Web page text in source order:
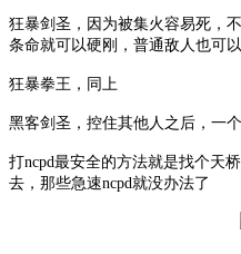
狂暴剑圣，因为被集火容易死，
条命就可以硬刚，普通敌人也可
狂暴拳王，同上
黑客剑圣，控住其他人之后，一
打ncpd最安全的方法就是找个天
去，那些急速ncpd就没办法了